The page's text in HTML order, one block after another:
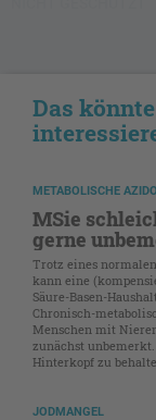
Das
METABOLISCHE
MSie
gerne
Trotz eines
kann eine
Säure-Basen-
Chronisch-
Menschen mit
zunächst
Hinterkopf zu
JODMANGEL